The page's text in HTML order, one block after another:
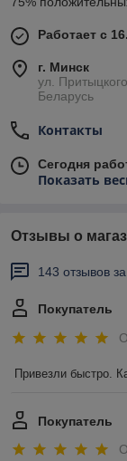
Работает с
г. Минск
ул.
Беларусь
Контакты
Сегодня
Показать
Отзывы о
143 отзывов
Покупатель
Привезли быстро.
Покупатель